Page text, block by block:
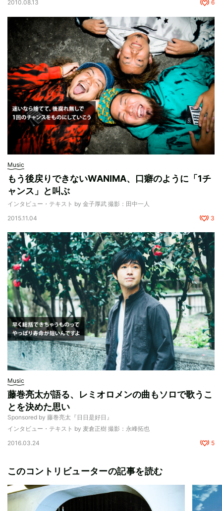
2010.08.13 6
Music
もう後戻りできないWANIMA、口癖のように「1チ
ャンス」と叫ぶ
インタビュー・テキスト by 金子厚武 撮影：田中一人
2015.11.04
3
Music
藤巻亮太が語る、レミオロメンの曲もソロで歌うこ
とを決めた思い
Sponsored by 藤巻亮太『日日是好日』
インタビュー・テキスト by 麦倉正樹 撮影：永峰拓也
2016.03.24
5
このコントリビューターの記事を読む